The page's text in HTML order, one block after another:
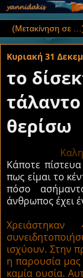
Κυριακή 31
το
θερίσω
Κάποτε
πως είμαι το
πόσο
άνθρωπος έχει
ισχύουν. Στην
η παρουσία μας
καμία ουσία.